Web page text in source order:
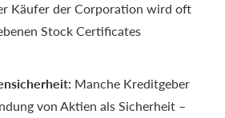
Käufer der Corporation wird oft
Stock Certificates
Manche Kreditgeber
von Aktien als Sicherheit –